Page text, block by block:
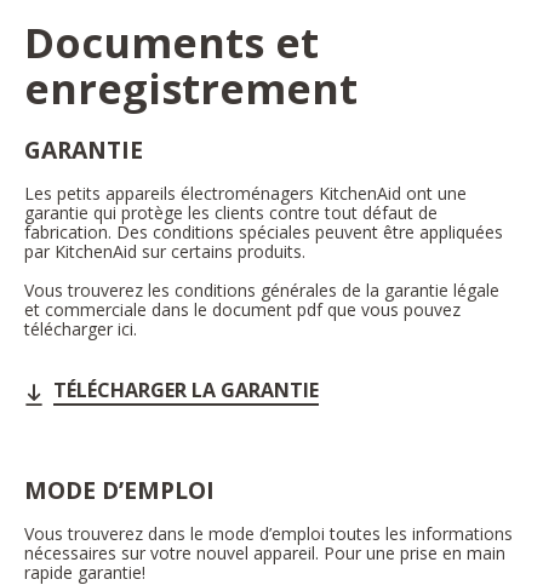
Documents et
enregistrement
GARANTIE
Les petits appareils électroménagers KitchenAid ont une
garantie qui protège les clients contre tout défaut de
fabrication. Des conditions spéciales peuvent être appliquées
par KitchenAid sur certains produits.
Vous trouverez les conditions générales de la garantie légale
et commerciale dans le document pdf que vous pouvez
télécharger ici.
TÉLÉCHARGER LA GARANTIE
MODE D’EMPLOI
Vous trouverez dans le mode d’emploi toutes les informations
nécessaires sur votre nouvel appareil. Pour une prise en main
rapide garantie!